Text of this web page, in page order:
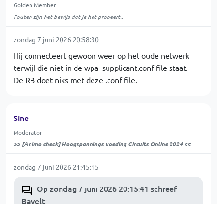
Golden Member
Fouten zijn het bewijs dat je het probeert..
zondag 7 juni 2026 20:58:30
Hij connecteert gewoon weer op het oude netwerk
terwijl die niet in de wpa_supplicant.conf file staat.
De RB doet niks met deze .conf file.
Sine
Moderator
>> [Animo check] Hoogspannings voeding Circuits Online 2024<<
zondag 7 juni 2026 21:45:15
Op zondag 7 juni 2026 20:15:41 schreef
Bavelt: